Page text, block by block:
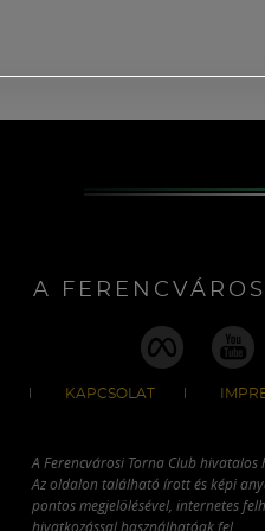
A
KAPCSOLAT
A Ferencvárosi Torna Club hivatalos
Az oldalon található írott és képi
pontos megjelölésével, internetes
hivatkozással használhatóak fel.